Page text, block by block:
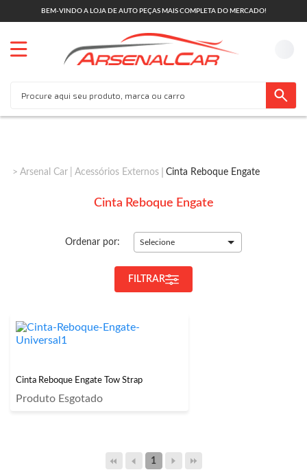
BEM-VINDO A LOJA DE AUTO PEÇAS MAIS COMPLETA DO MERCADO!
Arsenal Car Acessórios Externos Cinta Reboque Engate
Cinta Reboque Engate
Ordenar por: Selecione
FILTRAR
Cinta Reboque Engate Tow Strap
Produto Esgotado
1